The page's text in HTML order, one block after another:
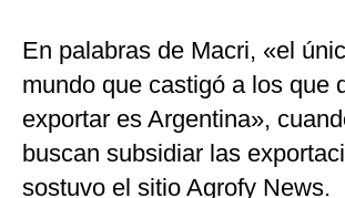
En palabras de Macri, «el
mundo que castigó a los que
exportar es Argentina»,
buscan subsidiar las
sostuvo el sitio Agrofy News.